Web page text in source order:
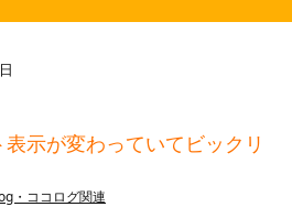
次へ
示が変わっていてビックリ
・ココログ関連